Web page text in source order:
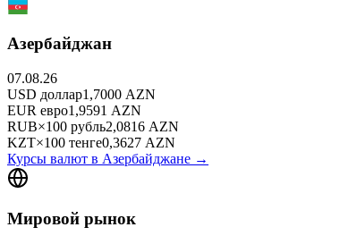
Азербайджан
07.08.26
USD доллар1,7000 AZN
EUR евро1,9591 AZN
RUB×100 рубль2,0816 AZN
KZT×100 тенге0,3627 AZN
Курсы валют в Азербайджане →
Мировой рынок